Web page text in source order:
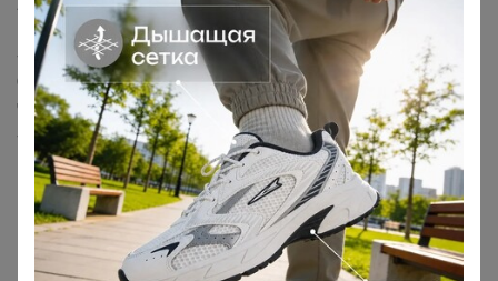
В комплекты входит:
4шт.- металлические нержавеющие опоры
(устанавливающиеся над розой в виде
четырехсторонней пирамиды)
4шт.- Металлических колышка, для прижатия колпака
к земле
1шт.- Колпак высотой 75 см. изготовлен из укрывного
материала Агротекс плотностью 60 гр/м.
Преимущества данного материала в отличии от других,
это содержание в нем ультрафиолетовых